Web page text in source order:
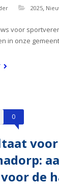
2025,
voor
in onze
0
voor
de